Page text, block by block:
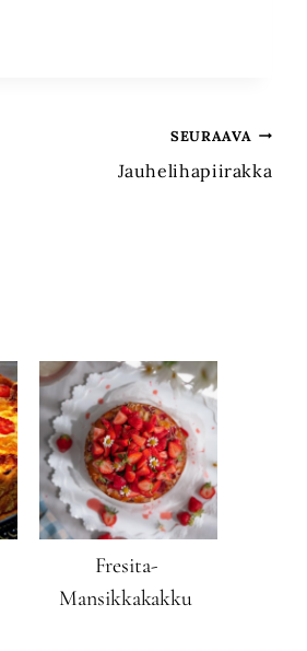
SEURAAVA
Jauhelihapiirakka
Fresita-
Mansikkakakku